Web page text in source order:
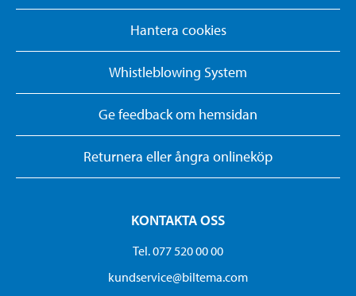
Hantera cookies
Whistleblowing System
Ge feedback om hemsidan
Returnera eller ångra onlineköp
KONTAKTA OSS
Tel. 077 520 00 00
kundservice@biltema.com